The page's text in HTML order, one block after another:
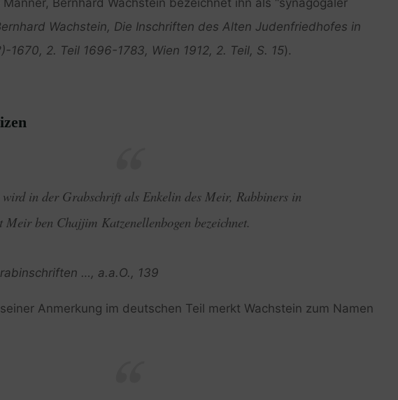
Wachstein, Die Inschriften des Alten Judenfriedhofes in
1670, 2. Teil 1696-1783, Wien 1912, 2. Teil, S. 15).
in der Grabschrift als Enkelin des Meir, Rabbiners in
Meir ben Chajjim Katzenellenbogen bezeichnet.
…, a.a.O., 139
Anmerkung im deutschen Teil merkt Wachstein zum Namen